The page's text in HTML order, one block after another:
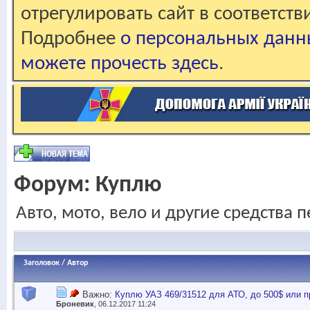
отрегулировать сайт в
Подробнее о персональных
можете прочесть здесь.
Форум: Куплю
Авто, мото, вело и другие средства
Заголовок / Автор
Важно: Куплю УАЗ 469/31512 для АТО, до 500$ или
Броневик , 06.12.2017 11:24